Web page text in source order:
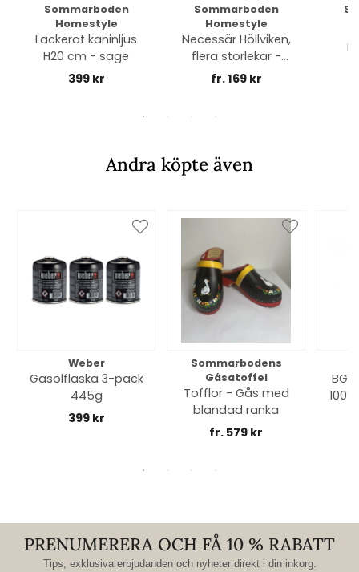
Sommarboden
Homestyle
Lackerat kaninljus
H20 cm - sage
399 kr
Sommarboden
Homestyle
Necessär Höllviken,
flera storlekar -
navy
fr. 169 kr
Andra köpte även
Weber
Gasolflaska 3-pack
445g
399 kr
Sommarbodens
Gåsatoffel
Tofflor - Gås med
blandad ranka
fr. 579 kr
PRENUMERERA OCH FÅ 10 % RABATT
Tips, exklusiva erbjudanden och nyheter direkt i din inkorg.